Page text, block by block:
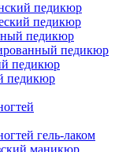
педикюр
педикюр
педикюр
педикюр
педикюр
педикюр
гель-лаком
маникюр